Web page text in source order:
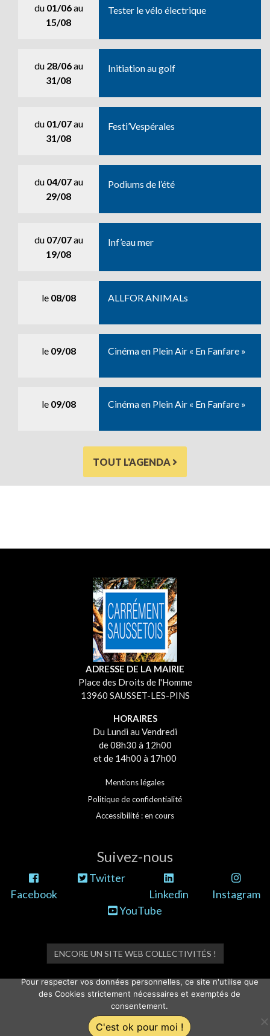
du 01/06au
15/08
Tester le vélo électrique
du 28/06au
31/08
Initiation au golf
du 01/07au
31/08
Festi’Vespérales
du 04/07au
29/08
Podiums de l’été
du 07/07au
19/08
Inf’eau mer
le 08/08 ALLFOR ANIMALs
le 09/08 Cinéma en Plein Air « En Fanfare »
le 09/08 Cinéma en Plein Air « En Fanfare »
TOUT L'AGENDA
ADRESSE DE LA MAIRIE
Place des Droits de l'Homme
13960 SAUSSET-LES-PINS
HORAIRES
Du Lundi au Vendredi
de 08h30 à 12h00
et de 14h00 à 17h00
Mentions légales
Politique de confidentialité
Accessibilité : en cours
Suivez-nous
Facebook
Twitter
Linkedin
Instagram
YouTube
ENCORE UN SITE WEB COLLECTIVITÉS !
Pour respecter vos données personnelles, ce site n'utilise que
des Cookies strictement nécessaires et exemptés de
consentement.
C'est ok pour moi !